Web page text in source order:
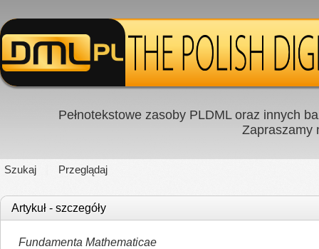
Pełnotekstowe zasoby PLDML oraz innych
Zapraszamy
Szukaj Przeglądaj
Artykuł - szczegóły
Fundamenta Mathematicae